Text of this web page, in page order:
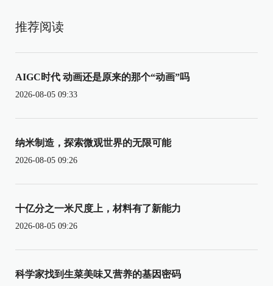
推荐阅读
AIGC时代 动画还是原来的那个“动画”吗
2026-08-05 09:33
纳米制造，探索微观世界的无限可能
2026-08-05 09:26
十亿分之一米尺度上，材料有了新能力
2026-08-05 09:26
科学家找到生菜美味又营养的基因密码